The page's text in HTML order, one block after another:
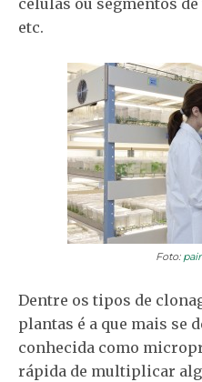
células ou segmentos
etc.
Foto:
Dentre os tipos de
plantas é a que mais se
conhecida como
rápida de multiplicar